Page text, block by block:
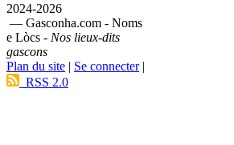
2024-2026
— Gasconha.com - Noms
e Lòcs - Nos lieux-dits
gascons
Plan du site | Se connecter|
RSS 2.0